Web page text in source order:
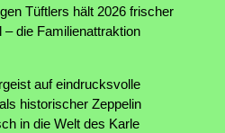
Tüftlers hält 2026 frischer
die Familienattraktion
auf eindrucksvolle
historischer Zeppelin
in die Welt des Karle